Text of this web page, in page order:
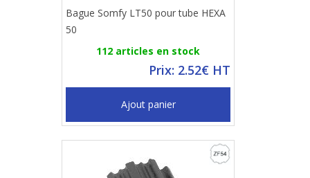
Bague Somfy LT50 pour tube HEXA
50
112 articles en stock
Prix: 2.52€ HT
Ajout panier